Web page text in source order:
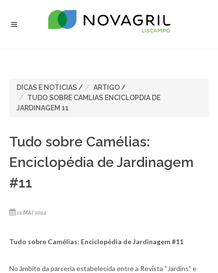
DICAS E NOTICIAS / ARTIGO /
TUDO SOBRE CAMLIAS ENCICLOPDIA DE
JARDINAGEM 11
Tudo sobre Camélias:
Enciclopédia de Jardinagem
#11
12 MAI 2022
Tudo sobre Camélias: Enciclopédia de Jardinagem #11
No âmbito da parceria estabelecida entre a Revista “Jardins” e